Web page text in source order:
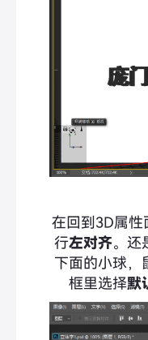
在回到3D属
行左对齐。还
下面的小球，
框里选择默